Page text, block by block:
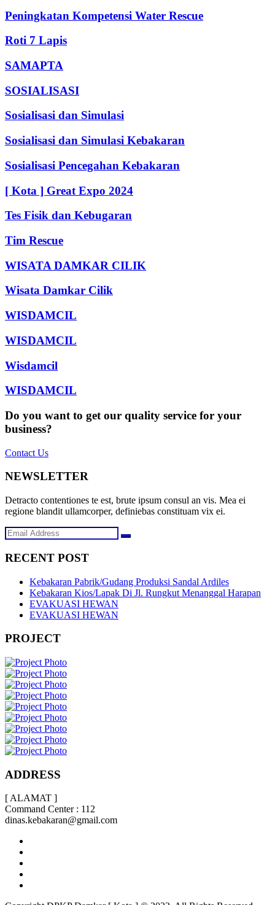
Peningkatan Kompetensi Water Rescue
Roti 7 Lapis
SAMAPTA
SOSIALISASI
Sosialisasi dan Simulasi
Sosialisasi dan Simulasi Kebakaran
Sosialisasi Pencegahan Kebakaran
[ Kota ] Great Expo 2024
Tes Fisik dan Kebugaran
Tim Rescue
WISATA DAMKAR CILIK
Wisata Damkar Cilik
WISDAMCIL
WISDAMCIL
Wisdamcil
WISDAMCIL
Do you want to get our quality service for your
business?
Contact Us
NEWSLETTER
Detracto contentiones te est, brute ipsum consul an vis. Mea ei
regione blandit ullamcorper, definiebas constituam vix ei.
RECENT POST
Kebakaran Pabrik/Gudang Produksi Sandal Ardiles
Kebakaran Kios/Lapak Di Jl. Rungkut Menanggal Harapan
EVAKUASI HEWAN
EVAKUASI HEWAN
PROJECT
ADDRESS
[ ALAMAT ]
Command Center : 112
dinas.kebakaran@gmail.com